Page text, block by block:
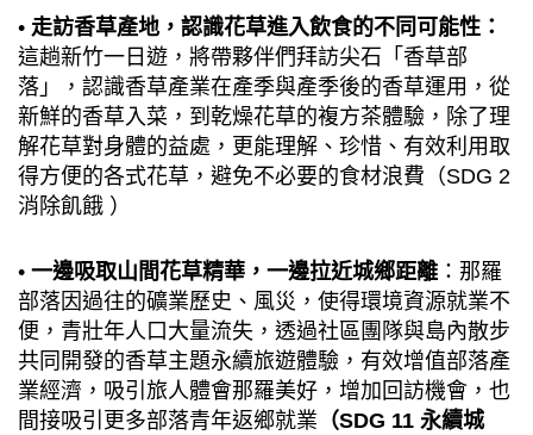
• 走訪香草產地，認識花草進入飲食的不同可能性：
這趟新竹一日遊，將帶夥伴們拜訪尖石「香草部
落」，認識香草產業在產季與產季後的香草運用，從
新鮮的香草入菜，到乾燥花草的複方茶體驗，除了理
解花草對身體的益處，更能理解、珍惜、有效利用取
得方便的各式花草，避免不必要的食材浪費（SDG 2
消除飢餓 ）
• 一邊吸取山間花草精華，一邊拉近城鄉距離 ：那羅
部落因過往的礦業歷史、風災，使得環境資源就業不
便，青壯年人口大量流失，透過社區團隊與島內散步
共同開發的香草主題永續旅遊體驗，有效增值部落產
業經濟，吸引旅人體會那羅美好，增加回訪機會，也
間接吸引更多部落青年返鄉就業 （SDG 11 永續城